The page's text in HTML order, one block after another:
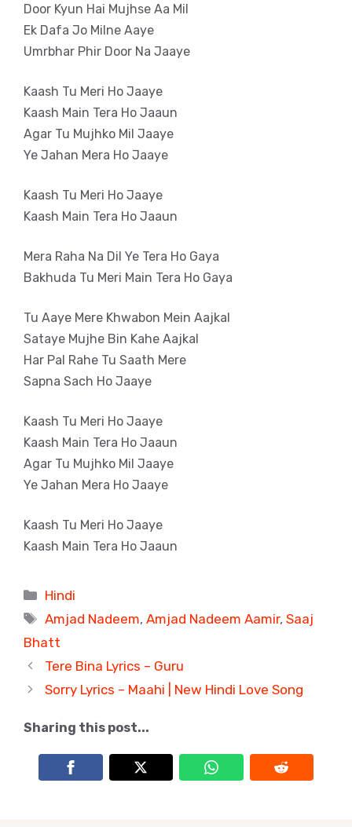
Door Kyun Hai Mujhse Aa Mil
Ek Dafa Jo Milne Aaye
Umrbhar Phir Door Na Jaaye
Kaash Tu Meri Ho Jaaye
Kaash Main Tera Ho Jaaun
Agar Tu Mujhko Mil Jaaye
Ye Jahan Mera Ho Jaaye
Kaash Tu Meri Ho Jaaye
Kaash Main Tera Ho Jaaun
Mera Raha Na Dil Ye Tera Ho Gaya
Bakhuda Tu Meri Main Tera Ho Gaya
Tu Aaye Mere Khwabon Mein Aajkal
Sataye Mujhe Bin Kahe Aajkal
Har Pal Rahe Tu Saath Mere
Sapna Sach Ho Jaaye
Kaash Tu Meri Ho Jaaye
Kaash Main Tera Ho Jaaun
Agar Tu Mujhko Mil Jaaye
Ye Jahan Mera Ho Jaaye
Kaash Tu Meri Ho Jaaye
Kaash Main Tera Ho Jaaun
Categories
Hindi
Tags
Amjad Nadeem,Amjad Nadeem Aamir,Saaj
Bhatt
Tere Bina Lyrics – Guru
Sorry Lyrics – Maahi | New Hindi Love Song
Sharing this post...